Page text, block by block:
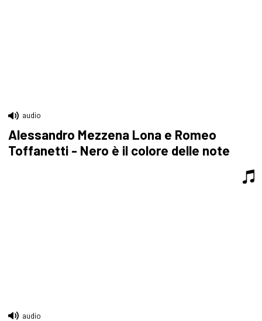
audio
Alessandro Mezzena Lona e Romeo
Toffanetti - Nero è il colore delle note
audio